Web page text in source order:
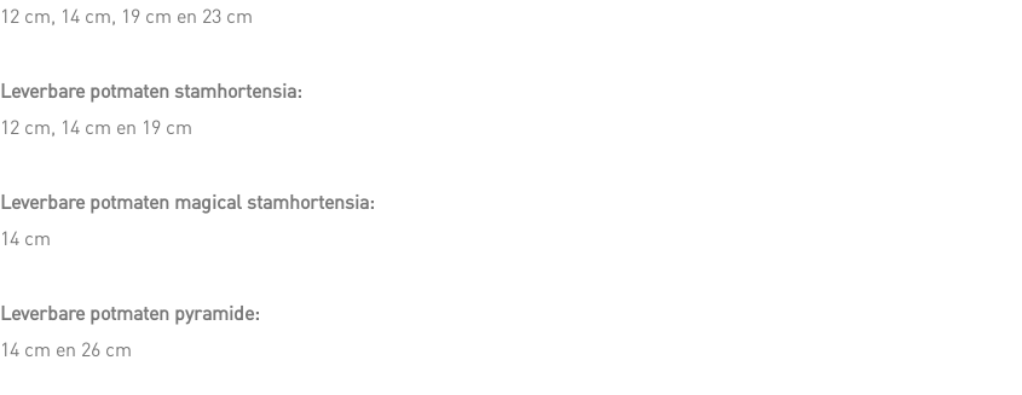
12 cm, 14 cm, 19 cm en 23 cm
Leverbare potmaten stamhortensia:
12 cm, 14 cm en 19 cm
Leverbare potmaten magical stamhortensia:
14 cm
Leverbare potmaten pyramide:
14 cm en 26 cm